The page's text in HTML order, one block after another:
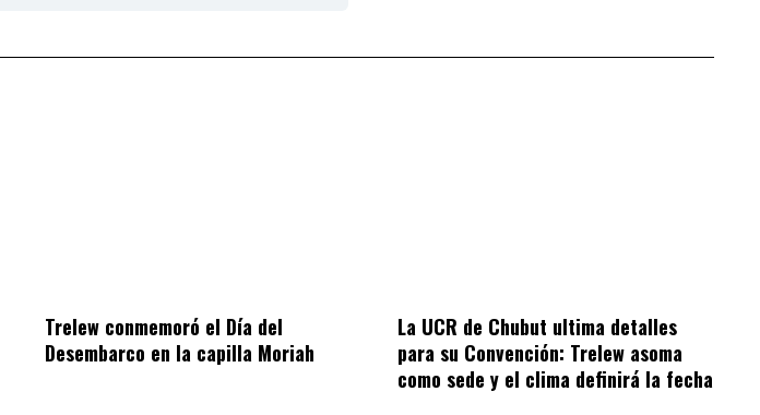
Trelew conmemoró el Día del
Desembarco en la capilla Moriah
La UCR de Chubut ultima detalles
para su Convención: Trelew asoma
como sede y el clima definirá la fecha